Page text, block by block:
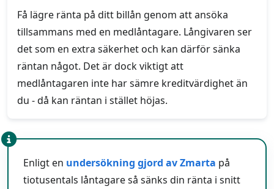
Få lägre ränta på ditt billån genom att ansöka
tillsammans med en medlåntagare. Långivaren ser
det som en extra säkerhet och kan därför sänka
räntan något. Det är dock viktigt att
medlåntagaren inte har sämre kreditvärdighet än
du - då kan räntan i stället höjas.
Enligt en undersökning gjord av Zmarta på
tiotusentals låntagare så sänks din ränta i snitt